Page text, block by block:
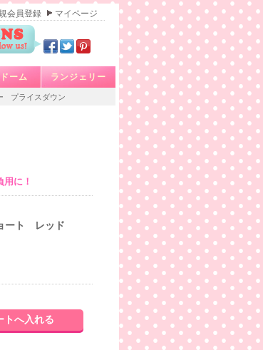
会員登録 マイページ
ーム ランジェリー
プライスダウン
に！
ート レッド